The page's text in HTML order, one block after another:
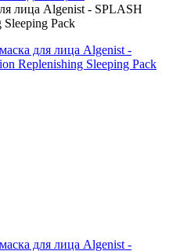
лица Algenist - SPLASH
Pack